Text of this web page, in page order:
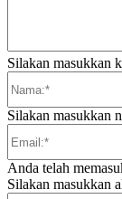
Silakan masukkan
Silakan masukkan
Anda telah
Silakan masukkan